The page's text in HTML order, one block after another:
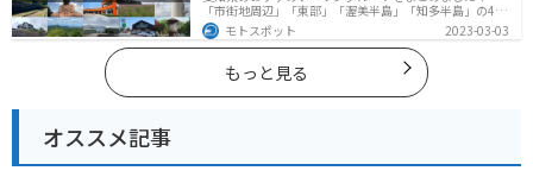
「市街地周辺」「東部」「渥美半島」「知多半島」の4つ
のルート紹介します。名古屋周辺の栄えたスポットから
山、海、美術館なども多数あり、自然・歴史・文化を満
喫するツーリングができます。バイクで愛知県にツーリ
ングに行く際は参考にしてください。
モトスポット 2023-03-03
もっと見る
オススメ記事